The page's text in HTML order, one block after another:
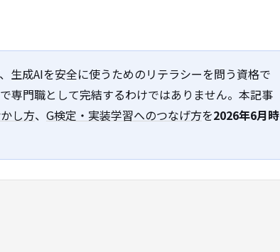
生成AIを安全に使うためのリテラシーを問う資格で
専門職として完結するわけではありません。本記事
し方、 G検定・実装学習へのつなげ方を2026年6月時